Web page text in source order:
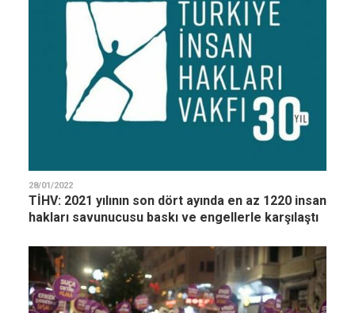
28/01/2022
TİHV: 2021 yılının son dört ayında en az 1220 insan
hakları savunucusu baskı ve engellerle karşılaştı